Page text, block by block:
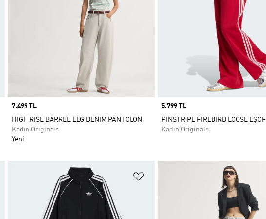
Price
7.499 TL
HIGH RISE BARREL LEG DENIM PANTOLON
Kadın Originals
Yeni
Price
5.799 TL
PINSTRIPE FIREBIRD LOOSE
Kadın Originals
Favori Listesine Ekle